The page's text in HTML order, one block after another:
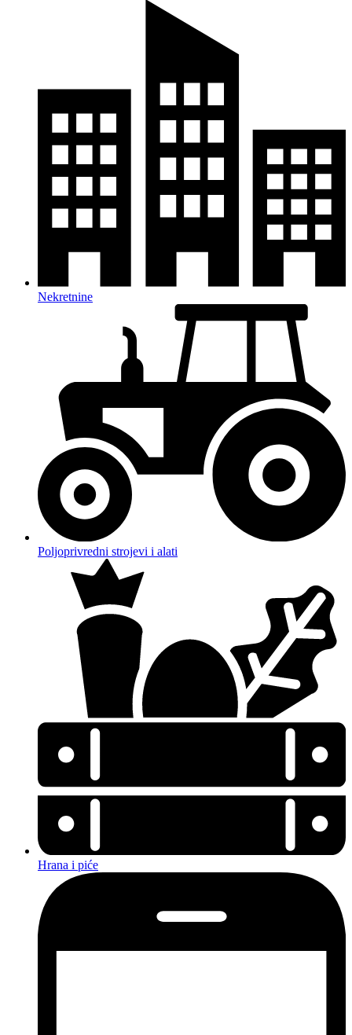
Nekretnine
Poljoprivredni strojevi i alati
Hrana i piće